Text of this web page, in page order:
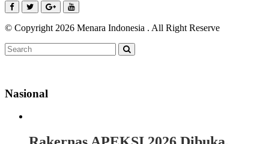
© Copyright 2026 Menara Indonesia . All Right Reserve
Nasional